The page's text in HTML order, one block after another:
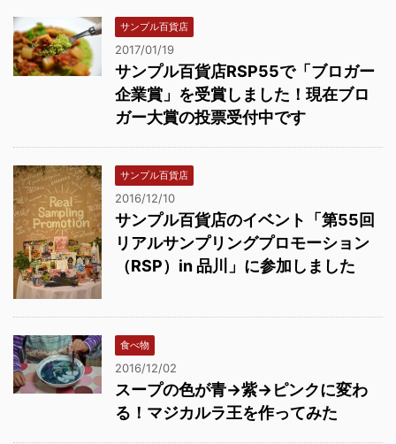
サンプル百貨店
2017/01/19
サンプル百貨店RSP55で「ブロガー
企業賞」を受賞しました！現在ブロ
ガー大賞の投票受付中です
サンプル百貨店
2016/12/10
サンプル百貨店のイベント「第55回
リアルサンプリングプロモーション
（RSP）in 品川」に参加しました
食べ物
2016/12/02
スープの色が青→紫→ピンクに変わ
る！マジカルラ王を作ってみた